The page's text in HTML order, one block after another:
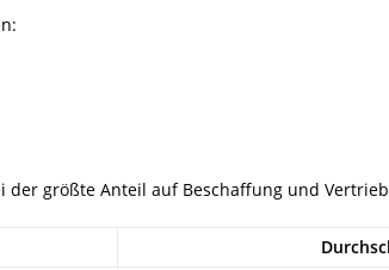
größte Anteil auf Beschaffung und